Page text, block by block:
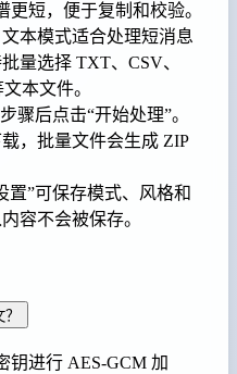
更短，便于复制和校验。
文本模式适合处理短消息
量选择 TXT、CSV、
本文件。
骤后点击“开始处理”。
，批量文件会生成 ZIP
置”可保存模式、风格和
容不会被保存。
钥进行 AES-GCM 加